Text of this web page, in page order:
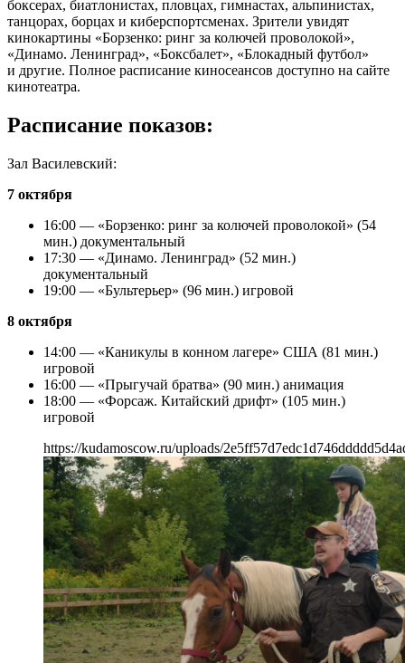
боксерах, биатлонистах, пловцах, гимнастах, альпинистах,
танцорах, борцах и киберспортсменах. Зрители увидят
кинокартины «Борзенко: ринг за колючей проволокой»,
«Динамо. Ленинград», «Боксбалет», «Блокадный футбол»
и другие. Полное расписание киносеансов доступно на сайте
кинотеатра.
Расписание показов:
Зал Василевский:
7 октября
16:00 — «Борзенко: ринг за колючей проволокой» (54
мин.) документальный
17:30 — «Динамо. Ленинград» (52 мин.)
документальный
19:00 — «Бультерьер» (96 мин.) игровой
8 октября
14:00 — «Каникулы в конном лагере» США (81 мин.)
игровой
16:00 — «Прыгучай братва» (90 мин.) анимация
18:00 — «Форсаж. Китайский дрифт» (105 мин.)
игровой
https://kudamoscow.ru/uploads/